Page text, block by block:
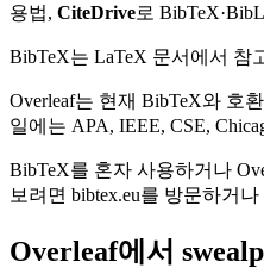
용법, CiteDrive로
BibTeX는 LaTeX 문서에서 참
Overleaf는 현재 BibTeX와 호
일에는 APA, IEEE, CSE,
BibTeX를 혼자 사용하거나
보려면 bibtex.eu를 방문하거
Overleaf에서